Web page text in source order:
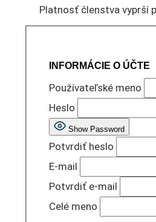
Platnosť členstva vyprší
INFORMÁCIE O ÚČTE
Používateľské meno
Heslo
Show Password
Potvrdiť heslo
E-mail
Potvrdiť e-mail
Celé meno